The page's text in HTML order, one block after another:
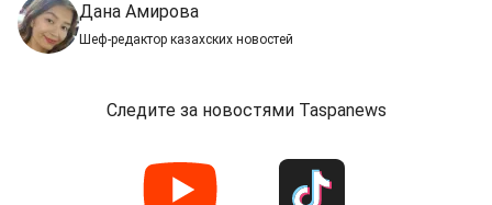
Дана Амирова
Шеф-редактор казахских новостей
Следите за новостями Taspanews